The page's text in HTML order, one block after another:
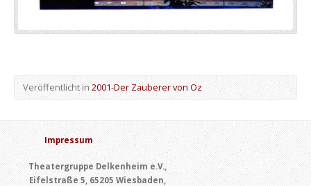
Veröffentlicht in2001-Der Zauberer von Oz
Impressum
Theatergruppe Delkenheim e.V.,
Eifelstraße 5, 65205 Wiesbaden,